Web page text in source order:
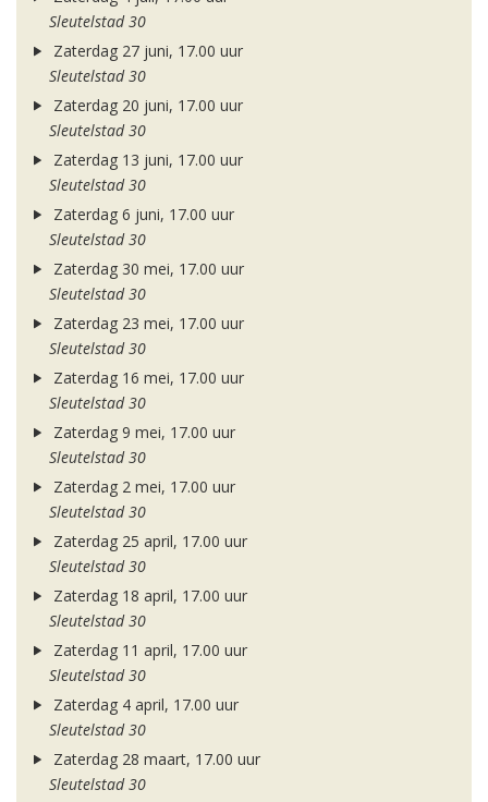
Sleutelstad 30
Zaterdag 27 juni, 17.00 uur
Sleutelstad 30
Zaterdag 20 juni, 17.00 uur
Sleutelstad 30
Zaterdag 13 juni, 17.00 uur
Sleutelstad 30
Zaterdag 6 juni, 17.00 uur
Sleutelstad 30
Zaterdag 30 mei, 17.00 uur
Sleutelstad 30
Zaterdag 23 mei, 17.00 uur
Sleutelstad 30
Zaterdag 16 mei, 17.00 uur
Sleutelstad 30
Zaterdag 9 mei, 17.00 uur
Sleutelstad 30
Zaterdag 2 mei, 17.00 uur
Sleutelstad 30
Zaterdag 25 april, 17.00 uur
Sleutelstad 30
Zaterdag 18 april, 17.00 uur
Sleutelstad 30
Zaterdag 11 april, 17.00 uur
Sleutelstad 30
Zaterdag 4 april, 17.00 uur
Sleutelstad 30
Zaterdag 28 maart, 17.00 uur
Sleutelstad 30